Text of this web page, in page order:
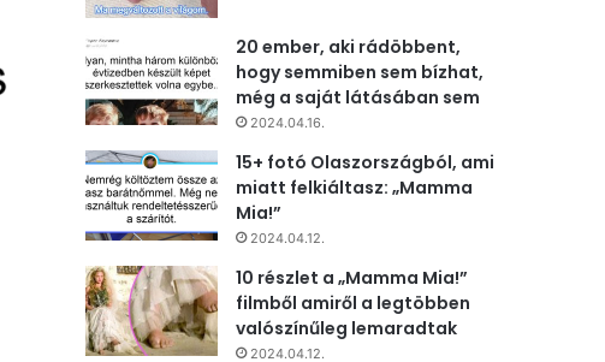
20 ember, aki rádöbbent,
hogy semmiben sem bízhat,
még a saját látásában sem
2024.04.16.
15+ fotó Olaszországból, ami
miatt felkiáltasz: „Mamma
Mia!”
2024.04.12.
10 részlet a „Mamma Mia!”
filmből amiről a legtöbben
valószínűleg lemaradtak
2024.04.12.